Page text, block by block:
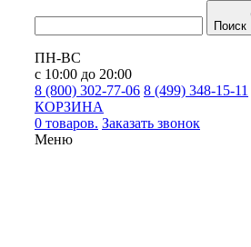
Поиск
ПН-ВС
с 10:00 до 20:00
8 (800) 302-77-06 8 (499) 348-15-11
КОРЗИНА
0 товаров. Заказать звонок
Меню